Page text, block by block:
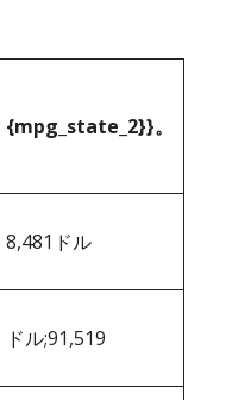
{mpg_state_2}}。
8,481ドル
ドル;91,519